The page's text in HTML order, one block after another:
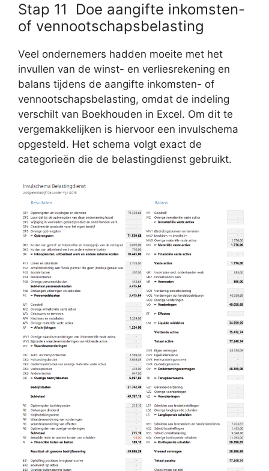
Stap 11 Doe aangifte inkomsten-
of vennootschapsbelasting
Veel ondernemers hadden moeite met het
invullen van de winst- en verliesrekening en
balans tijdens de aangifte inkomsten- of
vennootschapsbelasting, omdat de indeling
verschilt van Boekhouden in Excel. Om dit te
vergemakkelijken is hiervoor een invulschema
opgesteld. Het schema volgt exact de
categorieën die de belastingdienst gebruikt.